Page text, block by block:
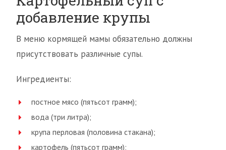
добавление крупы
В меню кормящей мамы обязательно должны
присутствовать различные супы.
Ингредиенты:
постное мясо (пятьсот грамм);
вода (три литра);
крупа перловая (половина стакана);
картофель (пятьсот грамм);